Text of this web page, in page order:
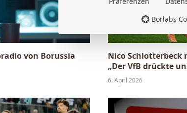
von Borussia
Nico Schlotterbeck
„Der VfB drückte
6. April 2026
Borlabs